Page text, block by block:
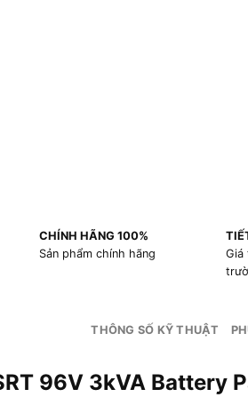
CHÍNH HÃNG 100%
Sản phẩm chính hãng
Giá
THÔNG SỐ KỸ THUẬT
96V 3kVA Battery